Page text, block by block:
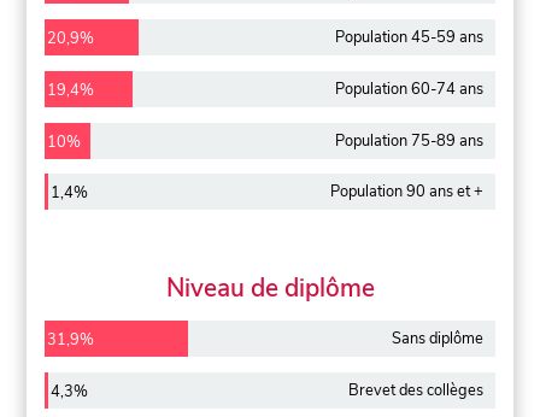
20,9% Population 45-59 ans
19,4% Population 60-74 ans
10% Population 75-89 ans
1,4% Population 90 ans et +
Niveau de diplôme
31,9% Sans diplôme
4,3% Brevet des collèges